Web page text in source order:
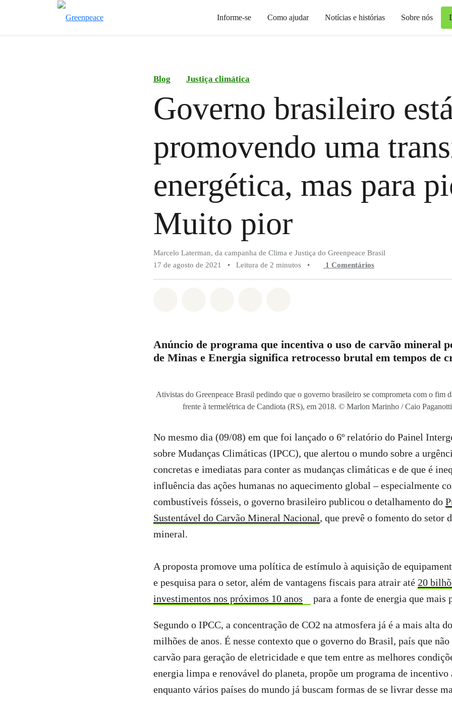
Informe-se Como ajudar Notícias e histórias Sobre nós
Blog Justiça climática
Governo brasileiro
promovendo uma
energética, mas para
Muito pior
Marcelo Laterman, da campanha de Clima e Justiça do Greenpeace Brasil
17 de agosto de 2021
• Leitura de 2 minutos • 1 Comentários
Anúncio de programa que incentiva o uso de carvão mineral
de Minas e Energia significa retrocesso brutal em tempos de
Ativistas do Greenpeace Brasil pedindo que o governo brasileiro se comprometa com o fim
frente à termelétrica de Candiota (RS), em 2018. © Marlon Marinho / Caio
No mesmo dia (09/08) em que foi lançado o 6º relatório do Painel
sobre Mudanças Climáticas (IPCC), que alertou o mundo sobre a
concretas e imediatas para conter as mudanças climáticas e de que é
influência das ações humanas no aquecimento global – especialmente
combustíveis fósseis, o governo brasileiro publicou o detalhamento do
Sustentável do Carvão Mineral Nacional, que prevê o fomento do setor
mineral.
A proposta promove uma política de estímulo à aquisição de
e pesquisa para o setor, além de vantagens fiscais para atrair até 20
investimentos nos próximos 10 anos
para a fonte de energia que mais
Segundo o IPCC, a concentração de CO2 na atmosfera já é a mais alta
milhões de anos. É nesse contexto que o governo do Brasil, país que não
carvão para geração de eletricidade e que tem entre as melhores
energia limpa e renovável do planeta, propõe um programa de incentivo
enquanto vários países do mundo já buscam formas de se livrar desse